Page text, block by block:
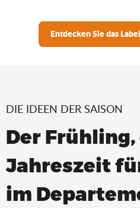
Entdecken Sie das
DIE IDEEN DER SAISON
Der
Jahreszeit
im